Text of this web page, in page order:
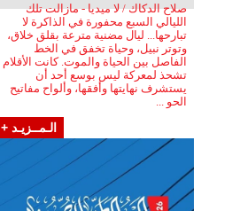
صلاح الدكاك / لا ميديا - مازالت تلك
الليالي السبع محفورة في الذاكرة لا
تبارحها... ليال مضنية مترعة بقلق خلاق،
وتوتر نبيل، وحياة تخفق في الخط
الفاصل بين الحياة والموت. كانت الأقلام
تشحذ لمعركة ليس بوسع أحد أن
يستشرف نهايتها وأفقها، وألواح مفاتيح
الحو ...
الـمــزيـد +